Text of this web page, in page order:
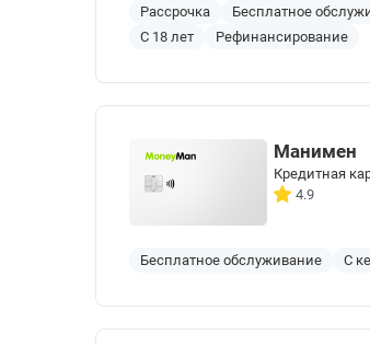
Рассрочка Бесплатное
С 18 лет
Рефинансирование
Манимен
Кредитная
4.9
Бесплатное обслуживание С